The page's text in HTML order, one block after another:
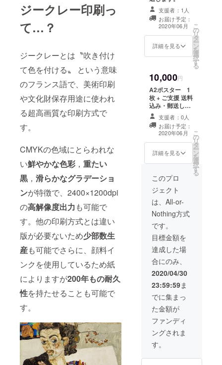
ジークレー印刷っ
て…？
ジークレーとは〝吹き付け
て色を付ける〟 という意味
のフランス語で、美術印刷
や文化財保存用途に使われ
る超高画質な印刷方式で
す。
CMYKの色域にとらわれな
い鮮やかな色彩 ， 重たい
黒 ， 滑らかなグラデーショ
ンが特徴で、2400×1200dpi
の高解像度出力も可能で
す。他の印刷方式とは違い
版が必要ないため少部数生
産も可能でさらに、顔料イ
ンクを使用しているため紙
によりますが200年もの耐久
性を持たせることも可能で
す。
支援者：1人
お届け予定：
2020年06月
詳細を見る
こ
の
リ
タ
ー
ン
を
選
択
す
る
10,000円
A2ポスター 1
枚 + ご支援 送料
込み・郵送しま
す。支援者：0人
お届け予定：
2020年06月
詳細を見る
こ
の
リ
タ
ー
ン
を
選
択
す
る
このプロ
ジェクト
は、All-or-
Nothing方式
です。
目標金額を
達成した場
合にのみ、
2020/04/30
23:59:59ま
でに集まっ
た金額が
ファンディ
ングされま
す。